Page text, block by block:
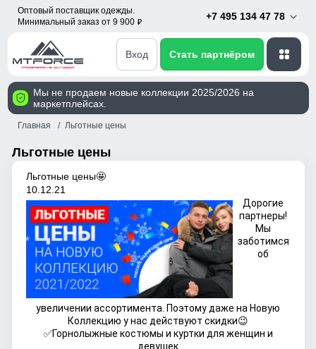
Оптовый поставщик одежды.
Минимальный заказ от 9 900 p
+7 495 134 47 78
Вход Стать партнёром
Мы не продаем новые коллекции 2025/2026 на
маркетплейсах.
Главная Льготные цены
Льготные цены
Льготные цены🤩
10.12.21
Дорогие
партнеры!
Мы
заботимся
об
увеличении ассортимента. Поэтому даже на Новую
Коллекцию у нас действуют скидки😉
✅Горнолыжные костюмы и куртки для женщин и
девушек